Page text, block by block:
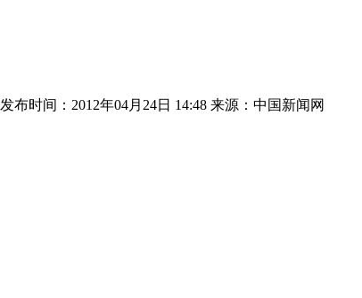
发布时间：2012年04月24日 14:48 来源：中国新闻网